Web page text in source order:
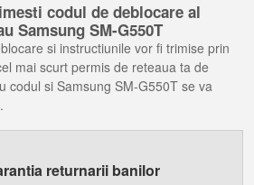
codul de deblocare al
Samsung SM-G550T
si instructiunile vor fi trimise prin
mai scurt permis de reteaua ta de
codul si Samsung SM-G550T se va
returnarii banilor